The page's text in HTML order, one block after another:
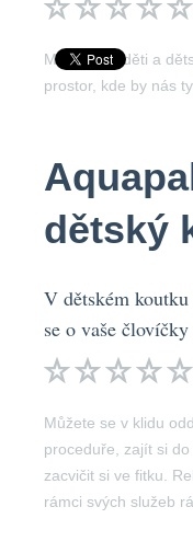
Máme rádi děti a
prostor, kde by nás
dětský
V dětském
se o vaše
Můžete se v klidu
proceduře, zajít si
zacvičit si ve fitku.
rámci svých služeb